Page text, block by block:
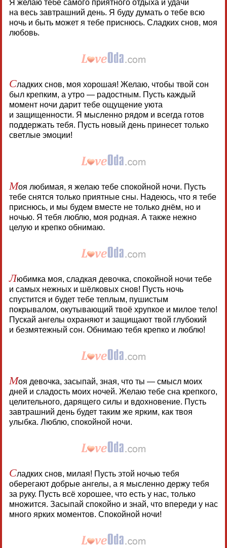
Я желаю тебе самого приятного отдыха и удачи
на весь завтрашний день. Я буду думать о тебе всю
ночь и быть может я тебе приснюсь. Сладких снов, моя
любовь.
Сладких снов, моя хорошая! Желаю, чтобы твой сон
был крепким, а утро — радостным. Пусть каждый
момент ночи дарит тебе ощущение уюта
и защищенности. Я мысленно рядом и всегда готов
поддержать тебя. Пусть новый день принесет только
светлые эмоции!
Моя любимая, я желаю тебе спокойной ночи. Пусть
тебе снятся только приятные сны. Надеюсь, что я тебе
приснюсь, и мы будем вместе не только днём, но и
ночью. Я тебя люблю, моя родная. А также нежно
целую и крепко обнимаю.
Любимка моя, сладкая девочка, спокойной ночи тебе
и самых нежных и шёлковых снов! Пусть ночь
спустится и будет тебе теплым, пушистым
покрывалом, окутывающий твоё хрупкое и милое тело!
Пускай ангелы охраняют и защищают твой глубокий
и безмятежный сон. Обнимаю тебя крепко и люблю!
Моя девочка, засыпай, зная, что ты — смысл моих
дней и сладость моих ночей. Желаю тебе сна крепкого,
целительного, дарящего силы и вдохновение. Пусть
завтрашний день будет таким же ярким, как твоя
улыбка. Люблю, спокойной ночи.
Сладких снов, милая! Пусть этой ночью тебя
оберегают добрые ангелы, а я мысленно держу тебя
за руку. Пусть всё хорошее, что есть у нас, только
множится. Засыпай спокойно и знай, что впереди у нас
много ярких моментов. Спокойной ночи!